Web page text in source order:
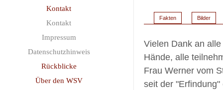
Kontakt
Kontakt
Impressum
Datenschutzhinweis
Rückblicke
Über den WSV
Fakten Bilder
Vielen Dank an
Hände, alle
Frau Werner vom
seit der